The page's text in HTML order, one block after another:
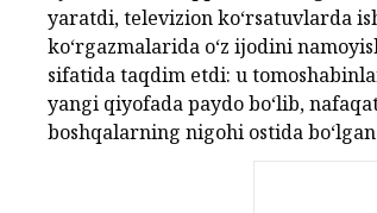
yaratdi, televizion ko‘rsatuvlarda
ko‘rgazmalarida o‘z ijodini
sifatida taqdim etdi: u
yangi qiyofada paydo bo‘lib,
boshqalarning nigohi ostida